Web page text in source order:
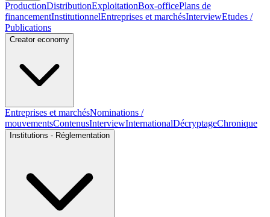
ProductionDistributionExploitationBox-officePlans de
financementInstitutionnelEntreprises et marchésInterviewEtudes /
Publications
Creator economy
Entreprises et marchésNominations /
mouvementsContenusInterviewInternationalDécryptageChronique
Institutions - Réglementation